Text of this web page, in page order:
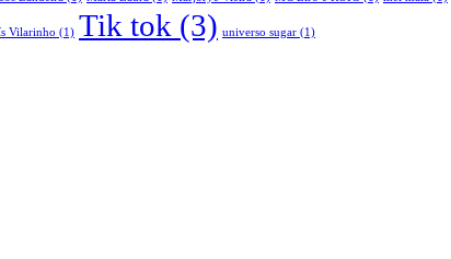
Vilarinho (1) Tik tok (3) universo sugar (1)